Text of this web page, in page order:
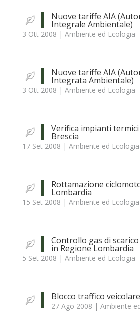
Nuove tariffe AIA
Integrale Ambientale)
3 Ott 2008 | Ambiente ed Ecologia
Nuove tariffe AIA
Integrata Ambientale)
3 Ott 2008 | Ambiente ed Ecologia
Verifica impianti
Brescia
17 Set 2008 | Ambiente ed Ecologia
Rottamazione
Lombardia
15 Set 2008 | Ambiente ed Ecologia
Controllo gas di
in Regione Lombardia
5 Set 2008 | Ambiente ed Ecologia
Blocco traffico
27 Ago 2008 | Ambiente